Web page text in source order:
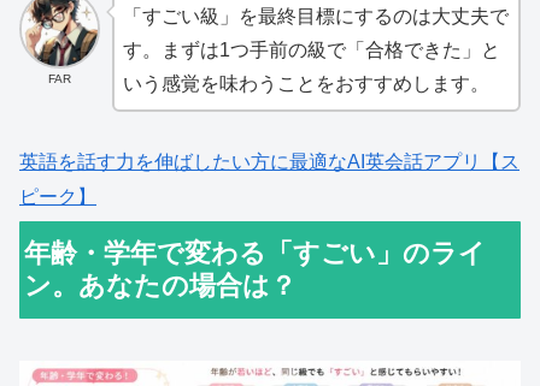
FAR
「すごい級」を最終目標にするのは大丈夫で
す。まずは1つ手前の級で「合格できた」と
いう感覚を味わうことをおすすめします。
英語を話す力を伸ばしたい方に最適なAI英会話アプリ【ス
ピーク】
年齢・学年で変わる「すごい」のライ
ン。あなたの場合は？